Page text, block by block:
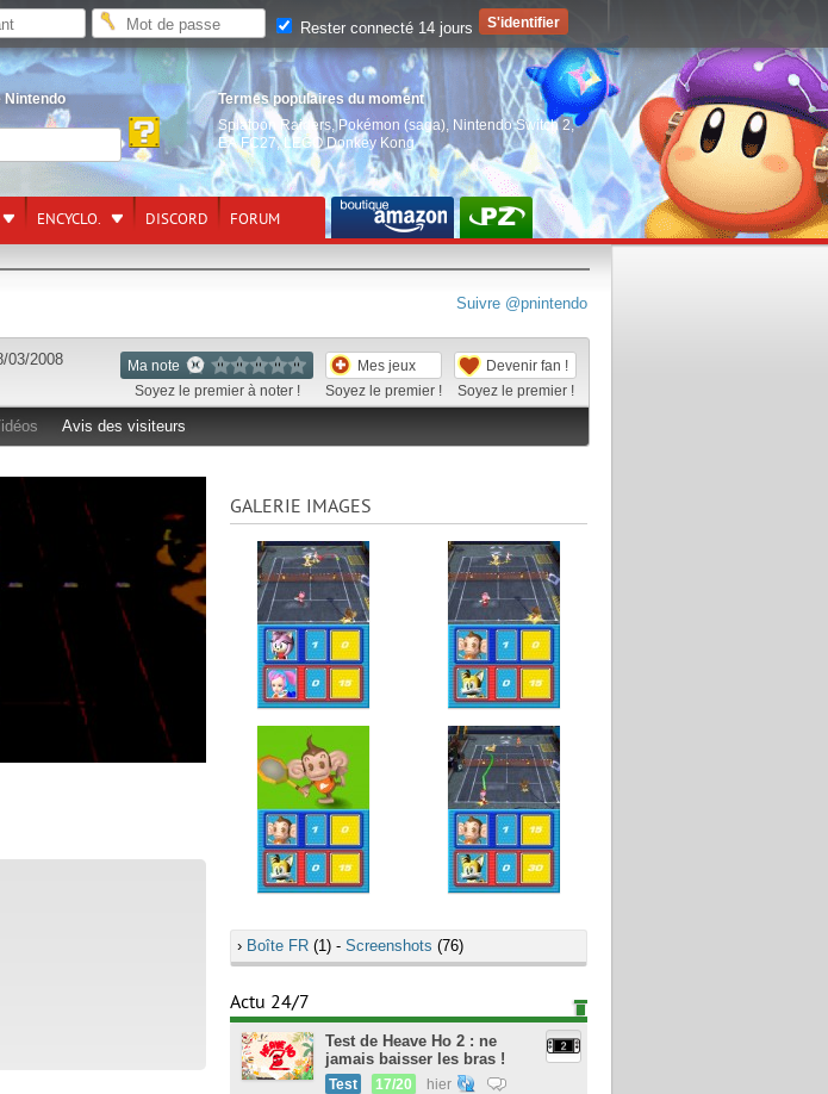
Nintendo
Termes populaires du moment
Splatoon Raiders, Pokémon (saga) Nintendo Switch 2,
EA FC27,LEGO Donkey Kong
ENCYCLO. DISCORD FORUM
Suivre @pnintendo
Ma note
Soyez le premier à noter !
Mes jeux
Soyez le premier !
Devenir fan !
Soyez le premier !
03/2008
Avis des visiteurs
GALERIE IMAGES
› Boîte FR (1) - Screenshots (76)
Actu 24/7
Test de Heave Ho 2 : ne
jamais baisser les bras !
Test 17/20 hier
Rester connecté 14 jours